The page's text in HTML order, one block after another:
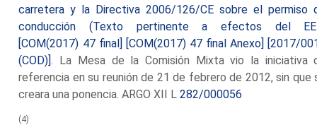
carretera y la Directiva 2006/126/CE sobre el permiso
conducción (Texto pertinente a efectos del
[COM(2017) 47 final] [COM(2017) 47 final Anexo] [2017/
(COD)]
. La Mesa de la Comisión Mixta vio la iniciativa
referencia en su reunión de 21 de febrero de 2012, sin que
creara una ponencia. ARGO XII L282/000056
(4)